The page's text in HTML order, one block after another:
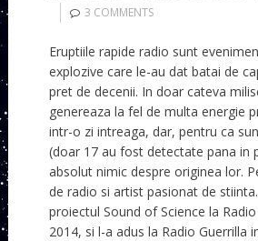
3 COMMENTS
Eruptiile rapide radio sunt
explozive care le-au dat batai de
pret de decenii. In doar cateva
genereaza la fel de multa energie
intr-o zi intreaga, dar, pentru ca
(doar 17 au fost detectate pana in
absolut nimic despre originea lor.
de radio si artist pasionat de
proiectul Sound of Science la
2014, si l-a adus la Radio Guerrilla